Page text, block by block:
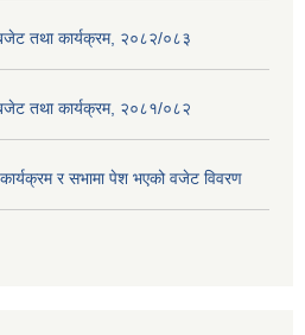
बजेट तथा कार्यक्रम, २०८२/०८३
बजेट तथा कार्यक्रम, २०८१/०८२
र सभामा पेश भएको वजेट विवरण